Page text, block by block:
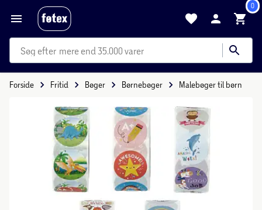
0
mere end 35.000 varer
Forside Fritid Bøger Børnebøger Malebøger til børn